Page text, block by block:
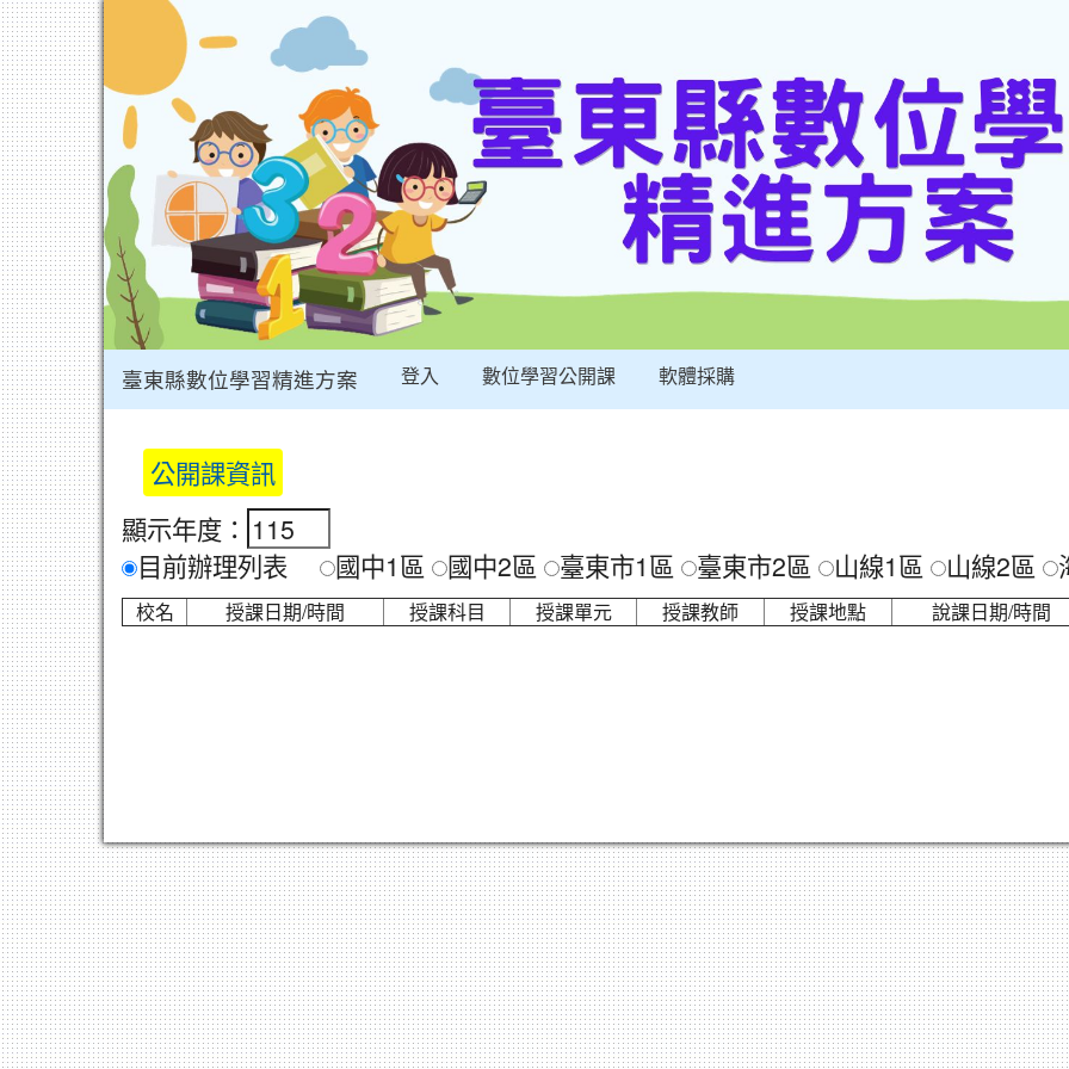
臺東縣數位學習精進方案 登入 數位學習公開課 軟體採購
公開課資訊
顯示年度：
目前辦理列表
國中1區 國中2區 臺東市1區 臺東市2區 山線1區 山線2區
校名 授課日期/時間 授課科目 授課單元 授課教師 授課地點 說課日期/時間